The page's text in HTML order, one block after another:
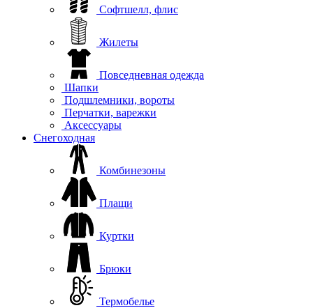
Софтшелл, флис
Жилеты
Повседневная одежда
Шапки
Подшлемники, вороты
Перчатки, варежки
Аксессуары
Снегоходная
Комбинезоны
Плащи
Куртки
Брюки
Термобелье